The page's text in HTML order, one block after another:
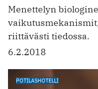
Menettelyn
riittävästi tiedossa.
6.2.2018
POTILASHOTELLI